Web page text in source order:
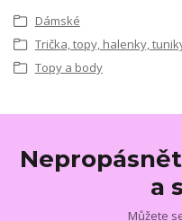
Dámské
Trička, topy, halenky,
Topy a body
a
Můžete